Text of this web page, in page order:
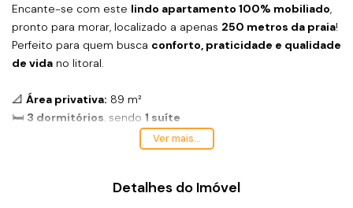
Encante-se com este lindo apartamento 100% mobiliado
pronto para morar, localizado a apenas 250 metros da praia!
Perfeito para quem busca conforto, praticidade e qualidade
de vida no litoral.
📐 Área privativa: 89 m²
🛏️ 3 dormitórios , sendo 1 suíte
acabamentos de alto padrão
Ver mais...
Detalhes do Imóvel